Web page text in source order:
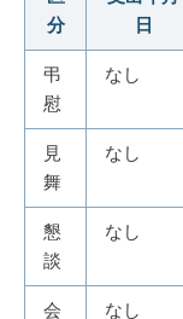
分
日
弔
慰
なし
見
舞
なし
懇
談
なし
会
なし